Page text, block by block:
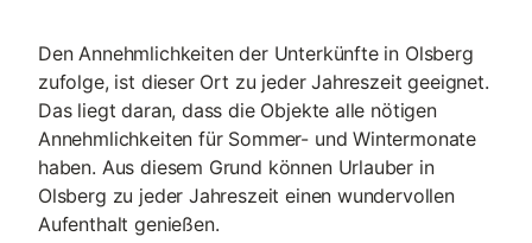
Den Annehmlichkeiten der Unterkünfte in Olsberg
zufolge, ist dieser Ort zu jeder Jahreszeit geeignet.
Das liegt daran, dass die Objekte alle nötigen
Annehmlichkeiten für Sommer- und Wintermonate
haben. Aus diesem Grund können Urlauber in
Olsberg zu jeder Jahreszeit einen wundervollen
Aufenthalt genießen.